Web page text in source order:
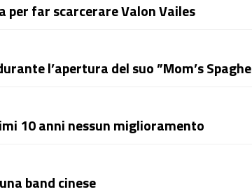
per far scarcerare Valon Vailes
l’apertura del suo ”Mom’s
10 anni nessun miglioramento
band cinese